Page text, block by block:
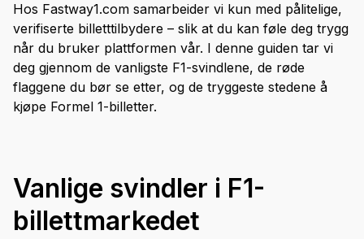
Hos Fastway1.com samarbeider vi kun med pålitelige,
verifiserte billetttilbydere – slik at du kan føle deg trygg
når du bruker plattformen vår. I denne guiden tar vi
deg gjennom de vanligste F1-svindlene, de røde
flaggene du bør se etter, og de tryggeste stedene å
kjøpe Formel 1-billetter.
Vanlige svindler i F1-
billettmarkedet